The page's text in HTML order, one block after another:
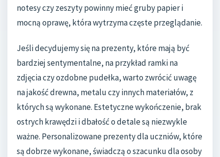
notesy czy zeszyty powinny mieć gruby papier i
mocną oprawę, która wytrzyma częste przeglądanie.
Jeśli decydujemy się na prezenty, które mają być
bardziej sentymentalne, na przykład ramki na
zdjęcia czy ozdobne pudełka, warto zwrócić uwagę
na jakość drewna, metalu czy innych materiałów, z
których są wykonane. Estetyczne wykończenie, brak
ostrych krawędzi i dbałość o detale są niezwykle
ważne. Personalizowane prezenty dla uczniów, które
są dobrze wykonane, świadczą o szacunku dla osoby